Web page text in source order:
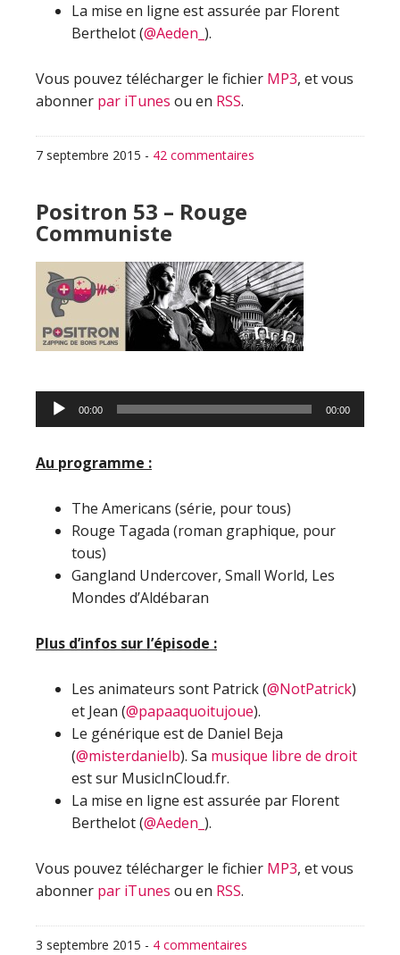
La mise en ligne est assurée par Florent
Berthelot (@Aeden_ ).
Vous pouvez télécharger le fichier MP3, et vous
abonner par iTunes ou en RSS.
7 septembre 2015 - 42 commentaires
Positron 53 – Rouge
Communiste
Lecteur
audio
00:00 00:00
Au programme :
The Americans (série, pour tous)
Rouge Tagada (roman graphique, pour
tous)
Gangland Undercover, Small World, Les
Mondes d’Aldébaran
Plus d’infos sur l’épisode :
Les animateurs sont Patrick (@NotPatrick)
et Jean (@papaaquoitujoue).
Le générique est de Daniel Beja
(@misterdanielb). Sa musique libre de droit
est sur MusicInCloud.fr.
La mise en ligne est assurée par Florent
Berthelot (@Aeden_ ).
Vous pouvez télécharger le fichier MP3, et vous
abonner par iTunes ou en RSS.
3 septembre 2015 - 4 commentaires